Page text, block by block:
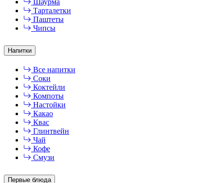
Шаурма
Тарталетки
Паштеты
Чипсы
Напитки
Все напитки
Соки
Коктейли
Компоты
Настойки
Какао
Квас
Глинтвейн
Чай
Кофе
Смузи
Первые блюда